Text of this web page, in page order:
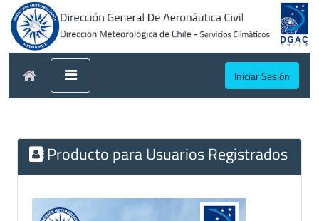
Iniciar Sesión
Producto para Usuarios Registrados